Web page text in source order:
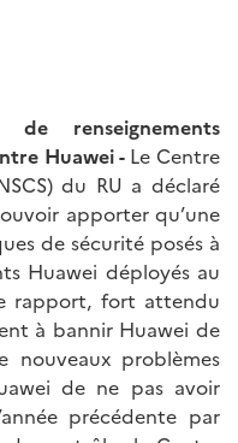
renseignements
Huawei - Le Centre
du RU a déclaré
apporter qu’une
de sécurité posés à
Huawei déployés au
rapport, fort attendu
à bannir Huawei de
nouveaux problèmes
de ne pas avoir
précédente par